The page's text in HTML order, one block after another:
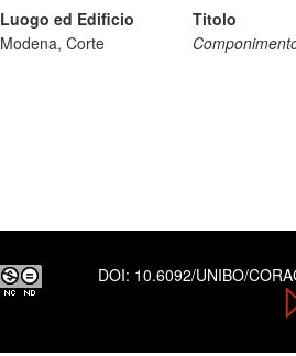
Luogo ed Edificio
Titolo
Modena, Corte
DOI: 10.6092/UNIBO/